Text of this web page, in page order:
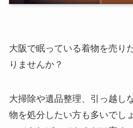
大阪で眠っている着物を売り
りませんか？
大掃除や遺品整理、引っ越し
物を処分したい方も多いでし